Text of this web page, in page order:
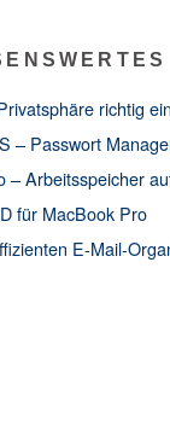
richtig
– Passwort
– Arbeitsspeicher
für MacBook Pro
E-Mail-